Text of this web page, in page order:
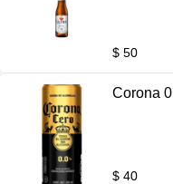
$ 50
Corona 0
$ 40